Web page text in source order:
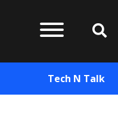
Tech N Talk